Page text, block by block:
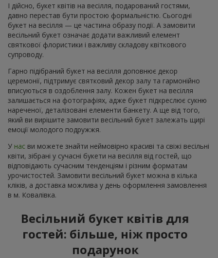
І дійсно, букет квітів на весілля, подарований гостями,
давно перестав бути простою формальністю. Сьогодні
букет на весілля — це частина образу події. А замовити
весільний букет означає додати важливий елемент
святкової флористики і важливу складову квіткового
супроводу.
Гарно підібраний букет на весілля доповнює декор
церемонії, підтримує святковий декор залу та гармонійно
вписуються в оздоблення залу. Кожен букет на весілля
залишається на фотографіях, адже букет підкреслює сукню
нареченої, деталізовані елементи банкету. А ще від того,
який ви вирішите замовити весільний букет залежать щирі
емоції молодого подружжя.
У нас ви можете знайти неймовірно красиві та свіжі весільні
квіти, зібрані у сучасні букети на весілля від гостей, що
відповідають сучасним тенденціям і різним форматам
урочистостей. Замовити весільний букет можна в кілька
кліків, а доставка можлива у день оформлення замовлення
в м. Ковалівка.
Весільний букет квітів для
гостей: більше, ніж просто
подарунок